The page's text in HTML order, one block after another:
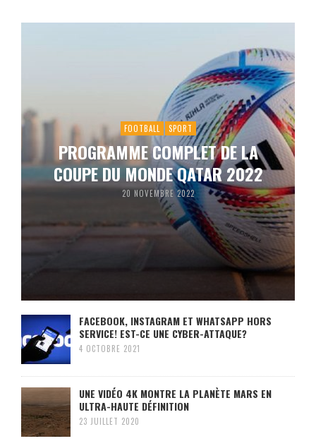
FOOTBALL SPORT
PROGRAMME COMPLET DE LA
COUPE DU MONDE QATAR 2022
20 NOVEMBRE 2022
FACEBOOK, INSTAGRAM ET WHATSAPP HORS
SERVICE! EST-CE UNE CYBER-ATTAQUE?
4 OCTOBRE 2021
UNE VIDÉO 4K MONTRE LA PLANÈTE MARS EN
ULTRA-HAUTE DÉFINITION
23 JUILLET 2020